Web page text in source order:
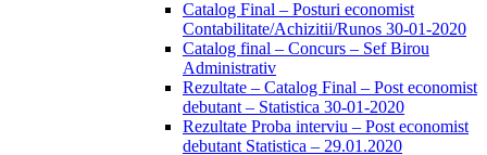
Catalog Final – Posturi economist
Contabilitate/Achizitii/Runos 30-01-2020
Catalog final – Concurs – Sef Birou
Administrativ
Rezultate – Catalog Final – Post economist
debutant – Statistica 30-01-2020
Rezultate Proba interviu – Post economist
debutant Statistica – 29.01.2020